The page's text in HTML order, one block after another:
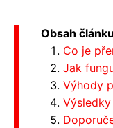
Obsah
Co je
Jak
Výhody